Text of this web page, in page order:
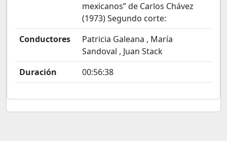
mexicanos” de Carlos Chávez
(1973) Segundo corte:
Conductores
Patricia Galeana , María
Sandoval , Juan Stack
Duración
00:56:38